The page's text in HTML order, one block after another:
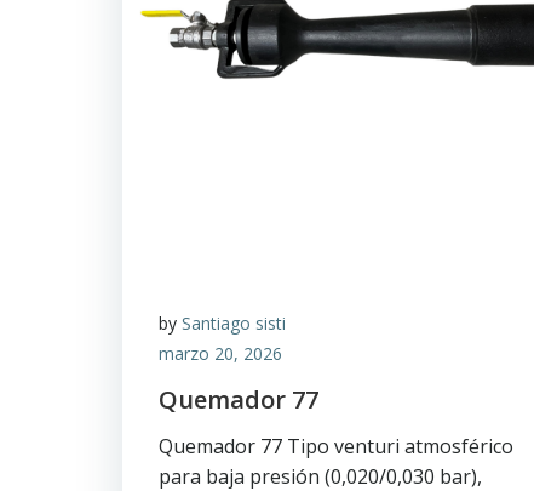
by Santiago sisti
marzo 20, 2026
Quemador 77
Quemador 77 Tipo venturi atmosférico
para baja presión (0,020/0,030 bar),